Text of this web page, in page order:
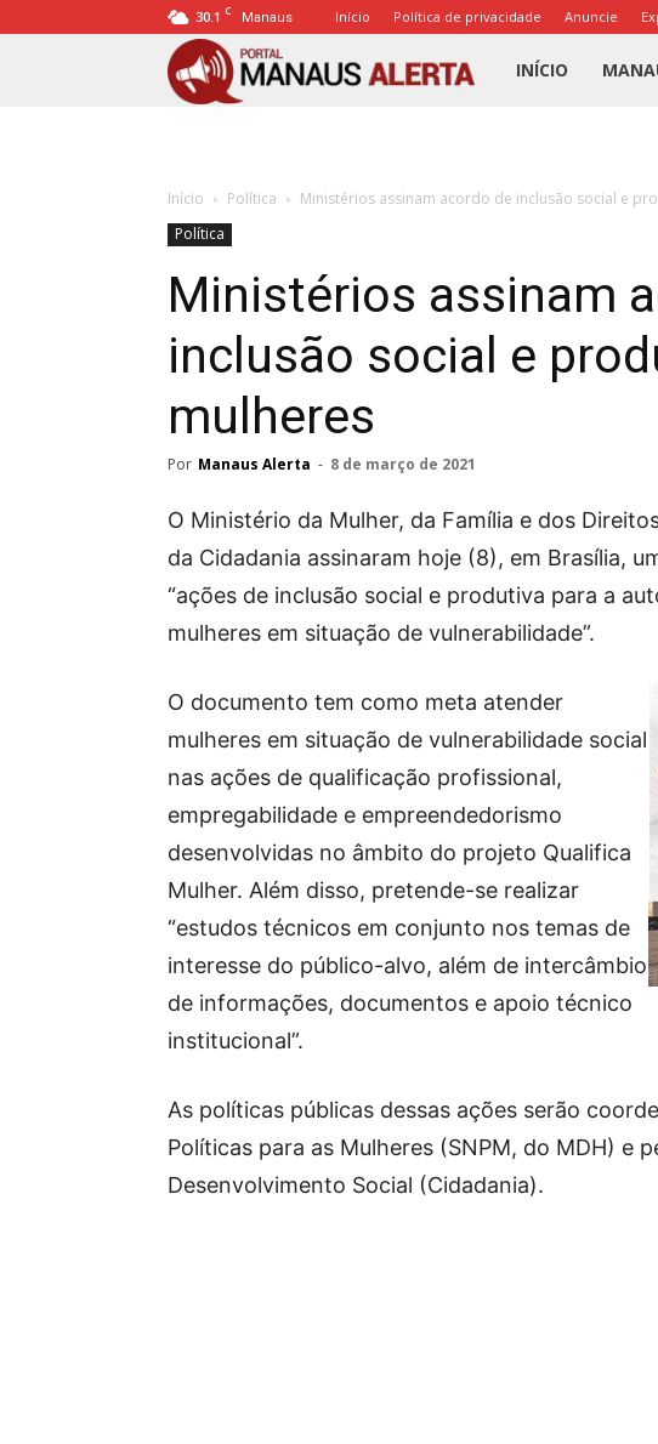
30.1 C Manaus Início Política de privacidade Anuncie
Portal
INÍCIO
Início Política
Ministérios assinam acordo de inclusão social e
Política
Ministérios assinam
inclusão social e
mulheres
Por Manaus Alerta - 8 de março de 2021
O Ministério da Mulher, da Família e dos
da Cidadania assinaram hoje (8), em Brasília,
“ações de inclusão social e produtiva para a
mulheres em situação de vulnerabilidade”.
O documento tem como meta atender
mulheres em situação de vulnerabilidade social
nas ações de qualificação profissional,
empregabilidade e empreendedorismo
desenvolvidas no âmbito do projeto Qualifica
Mulher. Além disso, pretende-se realizar
“estudos técnicos em conjunto nos temas de
interesse do público-alvo, além de intercâmbio
de informações, documentos e apoio técnico
institucional”.
As políticas públicas dessas ações serão
Políticas para as Mulheres (SNPM, do MDH) e
Desenvolvimento Social (Cidadania).